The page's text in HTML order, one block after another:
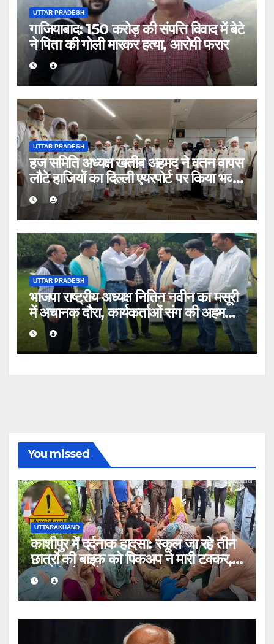
UTTAR PRADESH
गाजियाबाद: 150 करोड़ की संपत्ति विवाद में बेटे
ने पिता की गोली मारकर हत्या, आरोपी फरार
UTTAR PRADESH
हज समिति अध्यक्ष खतीब अहमद ने वतन वापस
लौटे हाजियों का दिल्ली एयरपोर्ट पर किया भव्य
स्वागत
UTTAR PRADESH
भाजपा राष्ट्रीय अध्यक्ष नितिन नवीन का मसूरी
में अचानक दौरा, कार्यकर्ताओं संग की अहम
बैठक
You missed
UTTARAKHAND
काशीपुर में दर्दनाक हादसा: स्कूल जा रहे तीन
छात्रों की बाइक को पिकअप ने मारी टक्कर,
एक की मौत, दो घायल